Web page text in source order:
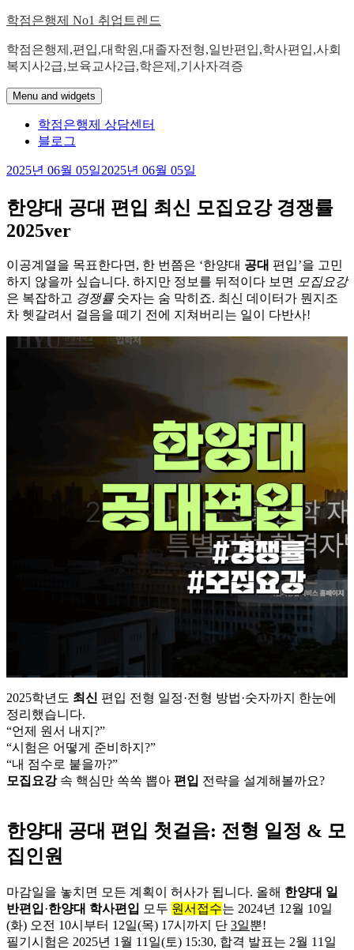
Skip
content
학점은행제 No1 취업트렌드
학점은행제,편입,대학원,대졸자전형,일반편입,학사편입,사회
복지사2급,보육교사2급,학은제,기사자격증
Menu and widgets
학점은행제 상담센터
블로그
2025년 06월 05일2025년 06월 05일
한양대 공대 편입 최신 모집요강 경쟁률
2025ver
이공계열을 목표한다면, 한 번쯤은 ‘한양대 공대 편입’을 고민
하지 않을까 싶습니다. 하지만 정보를 뒤적이다 보면
모집요강
은 복잡하고 경쟁률 숫자는 숨 막히죠. 최신 데이터가 뭔지조
차 헷갈려서 걸음을 떼기 전에 지쳐버리는 일이 다반사!
2025학년도 최신 편입 전형 일정·전형 방법·숫자까지 한눈에
정리했습니다.
“언제 원서 내지?”
“시험은 어떻게 준비하지?”
“내 점수로 붙을까?”
모집요강속 핵심만 쏙쏙 뽑아 편입 전략을 설계해볼까요?
한양대 공대 편입 첫걸음: 전형 일정 & 모
집인원
마감일을 놓치면 모든 계획이 허사가 됩니다. 올해 한양대 일
반편입·한양대 학사편입 모두 원서접수는 2024년 12월 10일
(화) 오전 10시부터 12일(목) 17시까지 단 3일뿐!
필기시험은 2025년 1월 11일(토) 15:30, 합격 발표는 2월 11일